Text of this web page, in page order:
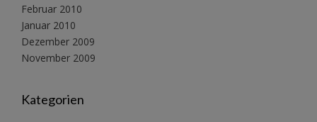
Februar 2010
Januar 2010
Dezember 2009
November 2009
Kategorien